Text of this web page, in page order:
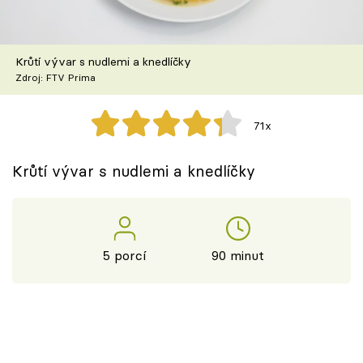
Škola vaření
Recepty z TV
Speciál: Cuketa
Těhotnej kuchař
Sledujte prima+
Krůtí vývar s nudlemi a knedlíčky
Zdroj: FTV Prima
71x
Krůtí vývar s nudlemi a knedlíčky
5 porcí 90 minut